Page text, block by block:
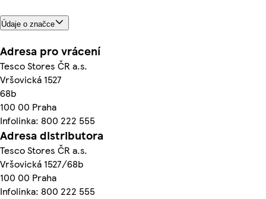
Údaje o značce
Adresa pro vrácení
Tesco Stores ČR a.s.
Vršovická 1527
68b
100 00 Praha
Infolinka: 800 222 555
Adresa distributora
Tesco Stores ČR a.s.
Vršovická 1527/68b
100 00 Praha
Infolinka: 800 222 555